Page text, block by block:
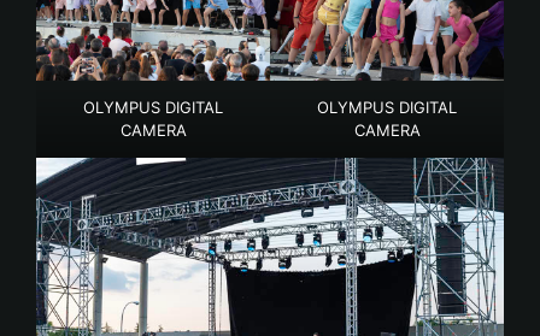
OLYMPUS DIGITAL
CAMERA
OLYMPUS DIGITAL
CAMERA